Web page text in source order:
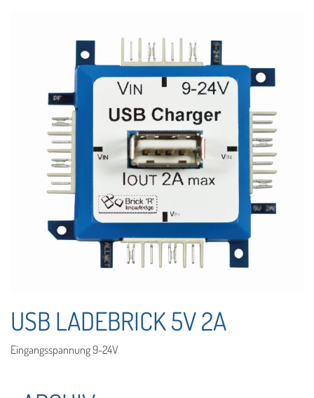
USB LADEBRICK 5V 2A
Eingangsspannung 9-24V